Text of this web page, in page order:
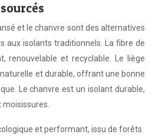
et le chanvre sont des alternatives
aux isolants traditionnels. La fibre de
renouvelable et recyclable. Le liège
et durable, offrant une bonne
Le chanvre est un isolant durable,
et performant, issu de forêts